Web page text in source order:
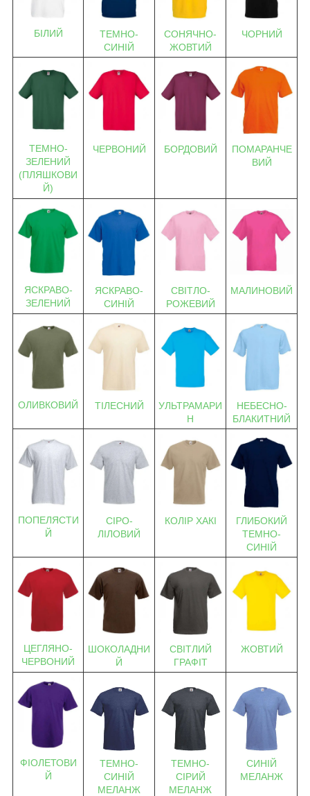
БІЛИЙ
ТЕМНО-
СИНІЙ
СОНЯЧНО-
ЖОВТИЙ
ЧОРНИЙ
ТЕМНО-
ЗЕЛЕНИЙ
(ПЛЯШКОВИ
Й)
ЧЕРВОНИЙ БОРДОВИЙ
ПОМАРАНЧЕ
ВИЙ
ЯСКРАВО-
ЗЕЛЕНИЙ
ЯСКРАВО-
СИНІЙ
СВІТЛО-
РОЖЕВИЙ
МАЛИНОВИЙ
ОЛИВКОВИЙ ТІЛЕСНИЙ
УЛЬТРАМАРИ
Н
НЕБЕСНО-
БЛАКИТНИЙ
ПОПЕЛЯСТИ
Й
СІРО-
ЛІЛОВИЙ
КОЛІР ХАКІ
ГЛИБОКИЙ
ТЕМНО-
СИНІЙ
ЦЕГЛЯНО-
ЧЕРВОНИЙ
ШОКОЛАДНИ
Й
СВІТЛИЙ
ГРАФІТ
ЖОВТИЙ
ФІОЛЕТОВИ
Й
ТЕМНО-
СИНІЙ
МЕЛАНЖ
ТЕМНО-
СІРИЙ
МЕЛАНЖ
СИНІЙ
МЕЛАНЖ